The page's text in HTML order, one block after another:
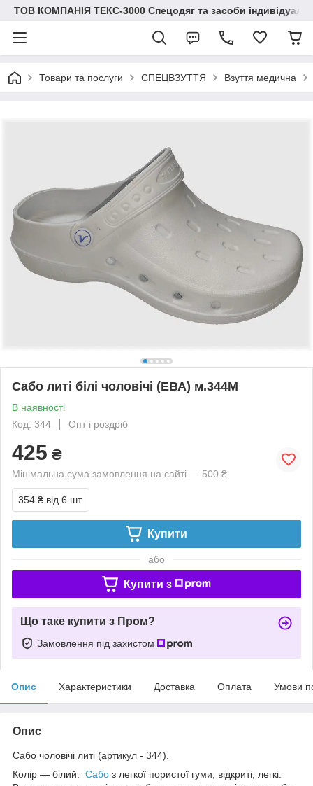
ТОВ КОМПАНІЯ ТЕКС-3000 Спецодяг та засоби
Товари та послуги СПЕЦВЗУТТЯ Взуття медична
Сабо литі білі чоловічі (ЕВА) м.344М
В наявності
Код: 344
Опт і роздріб
425 ₴
Мінімальна сума замовлення на сайті — 500 ₴
354 ₴ від 6 шт.
Купити
або
Купити з
Що таке купити з Пром?
Замовлення під захистом
Опис Характеристики Доставка Оплата Умови
Опис
Сабо чоловічі литі (артикул - 344).
Колір — білий. Сабо з легкої пористої гуми, відкриті, легкі.